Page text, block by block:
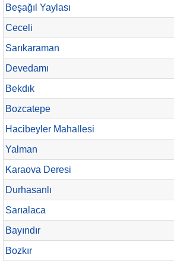
Beşağıl Yaylası
Ceceli
Sarıkaraman
Devedamı
Bekdık
Bozcatepe
Hacibeyler Mahallesi
Yalman
Karaova Deresi
Durhasanlı
Sarıalaca
Bayındır
Bozkır